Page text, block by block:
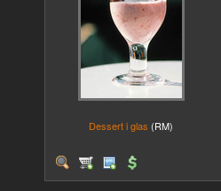
Dessert i glas (RM)